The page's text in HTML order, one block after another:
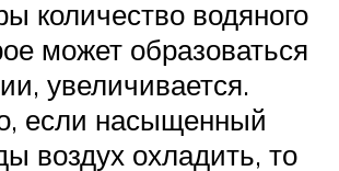
количество водяного
может образоваться
увеличивается.
если насыщенный
воздух охладить, то